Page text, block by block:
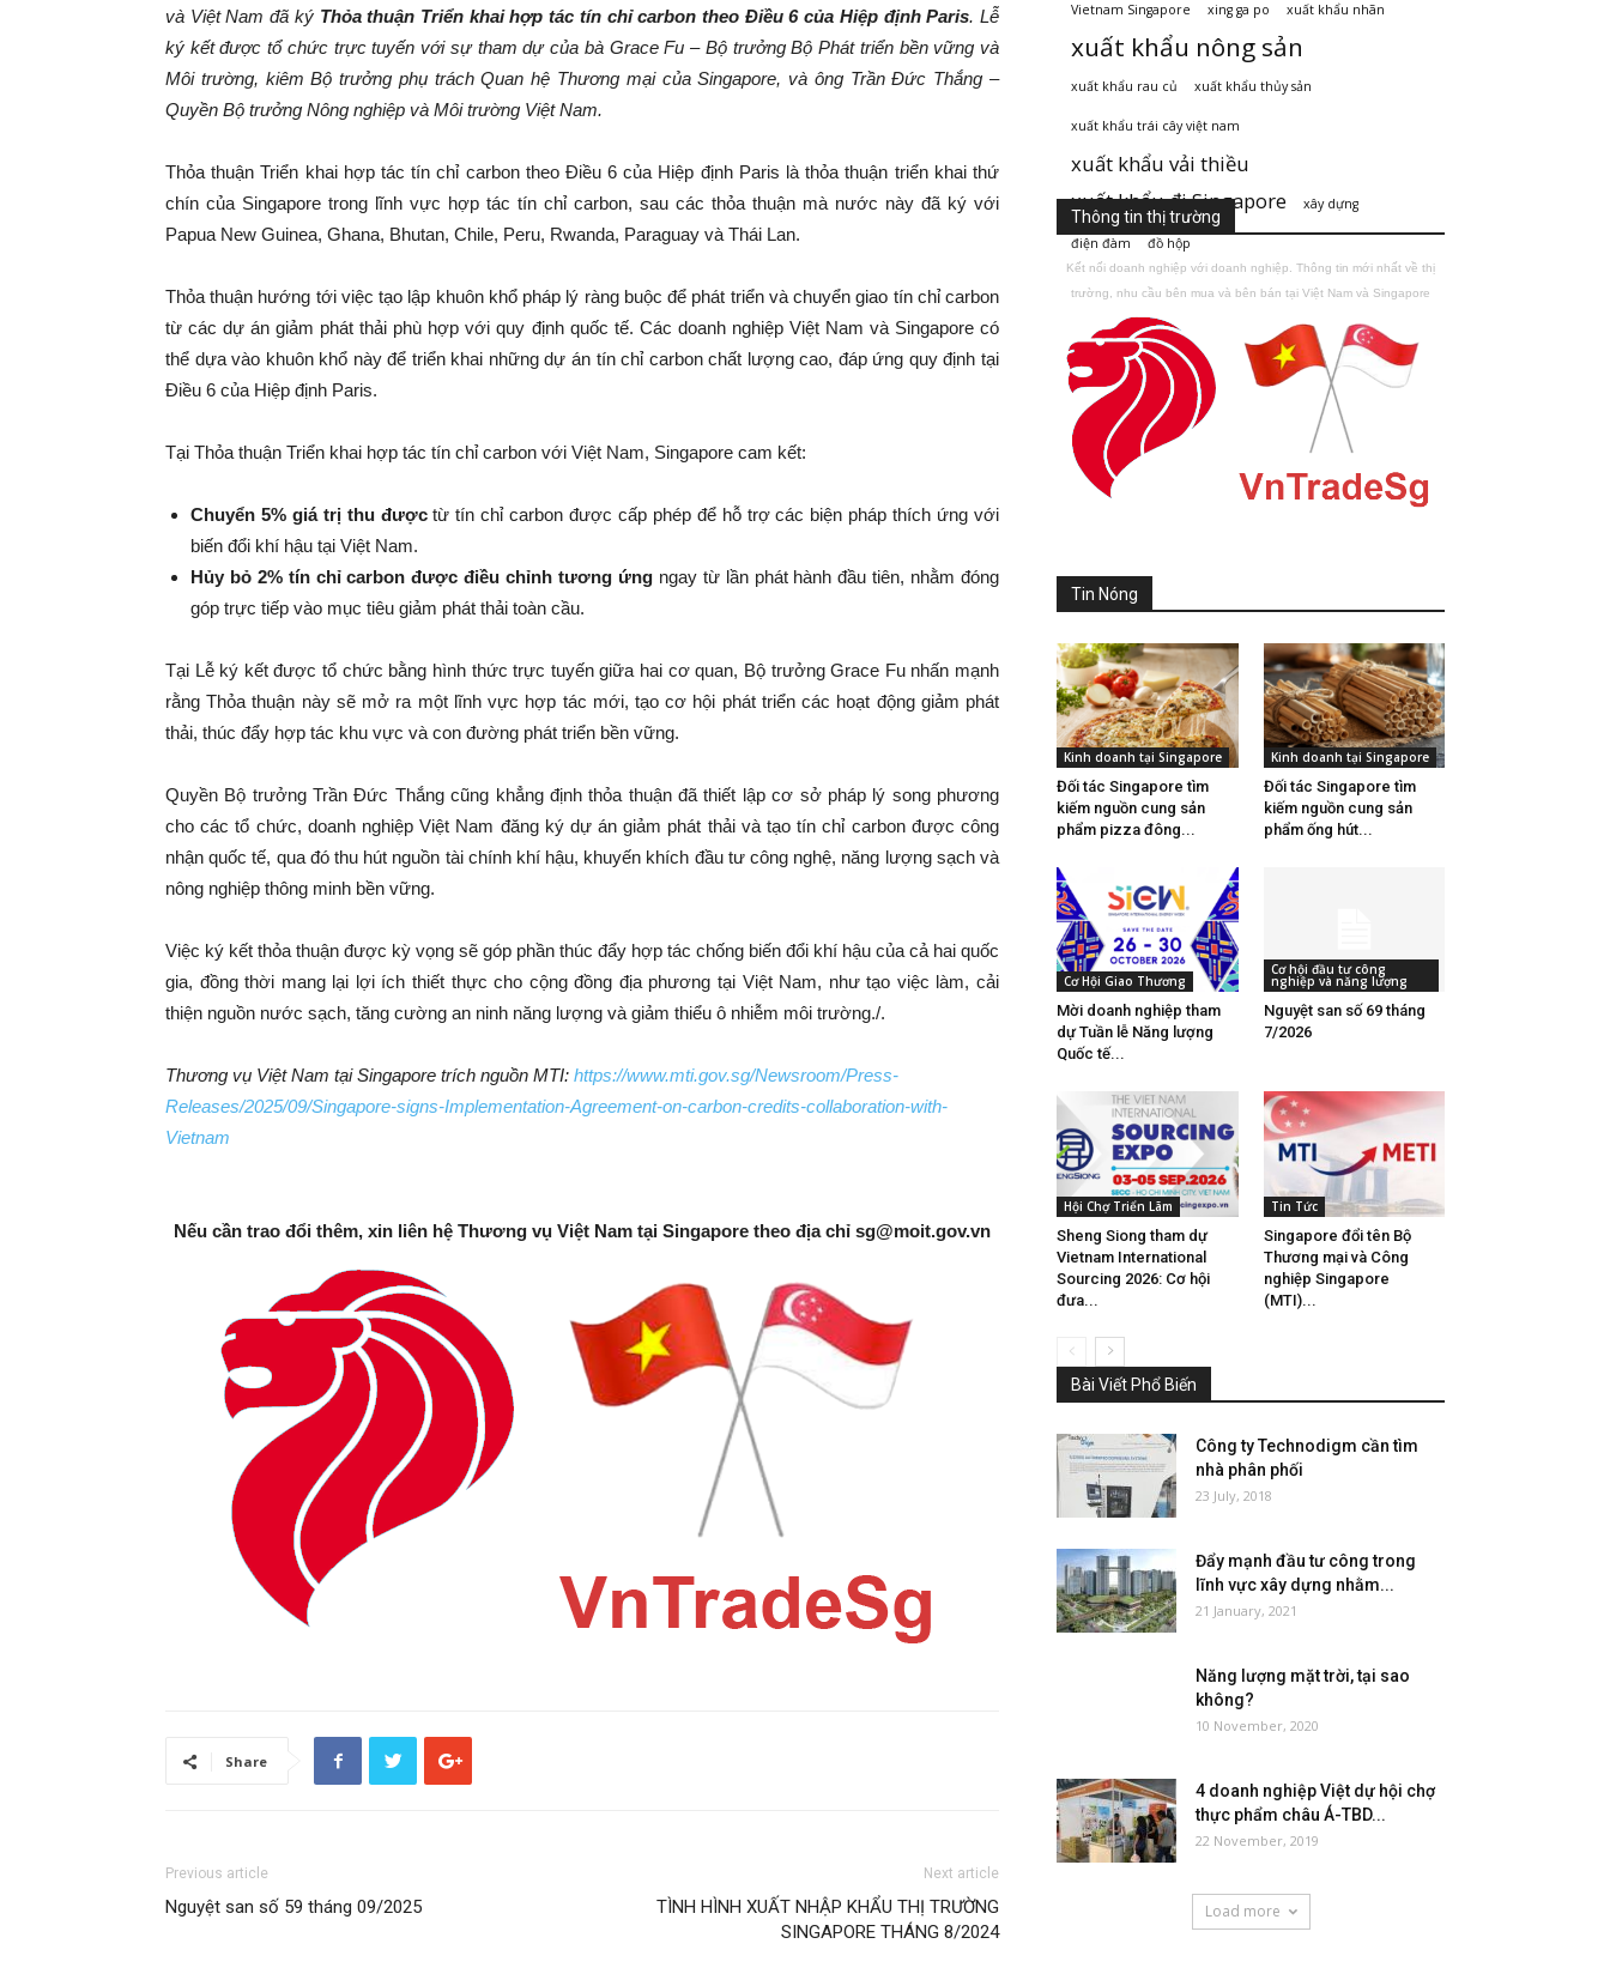
và Việt Nam đã ký Thỏa thuận Triển khai hợp tác tín chỉ carbon theo Điều 6 của Hiệp định Paris. Lễ
ký kết được tổ chức trực tuyến với sự tham dự của bà Grace Fu – Bộ trưởng Bộ Phát triển bền vững và
Môi trường, kiêm Bộ trưởng phụ trách Quan hệ Thương mại của Singapore, và ông Trần Đức Thắng –
Quyền Bộ trưởng Nông nghiệp và Môi trường Việt Nam.
Thỏa thuận Triển khai hợp tác tín chỉ carbon theo Điều 6 của Hiệp định Paris là thỏa thuận triển khai thứ
chín của Singapore trong lĩnh vực hợp tác tín chỉ carbon, sau các thỏa thuận mà nước này đã ký với
Papua New Guinea, Ghana, Bhutan, Chile, Peru, Rwanda, Paraguay và Thái Lan.
Thỏa thuận hướng tới việc tạo lập khuôn khổ pháp lý ràng buộc để phát triển và chuyển giao tín chỉ carbon
từ các dự án giảm phát thải phù hợp với quy định quốc tế. Các doanh nghiệp Việt Nam và Singapore có
thể dựa vào khuôn khổ này để triển khai những dự án tín chỉ carbon chất lượng cao, đáp ứng quy định tại
Điều 6 của Hiệp định Paris.
Tại Thỏa thuận Triển khai hợp tác tín chỉ carbon với Việt Nam, Singapore cam kết:
Chuyển 5% giá trị thu đượctừ tín chỉ carbon được cấp phép để hỗ trợ các biện pháp thích ứng với
biến đổi khí hậu tại Việt Nam.
Hủy bỏ 2% tín chỉ carbon được điều chỉnh tương ứngngay từ lần phát hành đầu tiên, nhằm đóng
góp trực tiếp vào mục tiêu giảm phát thải toàn cầu.
Tại Lễ ký kết được tổ chức bằng hình thức trực tuyến giữa hai cơ quan, Bộ trưởng Grace Fu nhấn mạnh
rằng Thỏa thuận này sẽ mở ra một lĩnh vực hợp tác mới, tạo cơ hội phát triển các hoạt động giảm phát
thải, thúc đẩy hợp tác khu vực và con đường phát triển bền vững.
Quyền Bộ trưởng Trần Đức Thắng cũng khẳng định thỏa thuận đã thiết lập cơ sở pháp lý song phương
cho các tổ chức, doanh nghiệp Việt Nam đăng ký dự án giảm phát thải và tạo tín chỉ carbon được công
nhận quốc tế, qua đó thu hút nguồn tài chính khí hậu, khuyến khích đầu tư công nghệ, năng lượng sạch và
nông nghiệp thông minh bền vững.
Việc ký kết thỏa thuận được kỳ vọng sẽ góp phần thúc đẩy hợp tác chống biến đổi khí hậu của cả hai quốc
gia, đồng thời mang lại lợi ích thiết thực cho cộng đồng địa phương tại Việt Nam, như tạo việc làm, cải
thiện nguồn nước sạch, tăng cường an ninh năng lượng và giảm thiểu ô nhiễm môi trường./.
Thương vụ Việt Nam tại Singapore trích nguồn MTI: https://www.mti.gov.sg/Newsroom/Press-
Releases/2025/09/Singapore-signs-Implementation-Agreement-on-carbon-credits-collaboration-with-
Vietnam
Nếu cần trao đổi thêm, xin liên hệ Thương vụ Việt Nam tại Singapore theo địa chỉ sg@moit.gov.vn
Share
Previous article
Nguyệt san số 59 tháng 09/2025
Next article
TÌNH HÌNH XUẤT NHẬP KHẨU THỊ TRƯỜNG
SINGAPORE THÁNG 8/2024
Vietnam Singapore xing ga po xuất khẩu nhãn
xuất khẩu nông sản
xuất khẩu rau củ xuất khẩu thủy sản
xuất khẩu trái cây việt nam
xuất khẩu vải thiều
xuất khẩu đi Singapore
xây dựng
điện đàm đồ hộp
Thông tin thị trường
Kết nối doanh nghiệp với doanh nghiệp. Thông tin mới nhất về thị
trường, nhu cầu bên mua và bên bán tại Việt Nam và Singapore
Tin Nóng
Kinh doanh tại Singapore
Đối tác Singapore tìm
kiếm nguồn cung sản
phẩm pizza đông...
Kinh doanh tại Singapore
Đối tác Singapore tìm
kiếm nguồn cung sản
phẩm ống hút...
Cơ Hội Giao Thương
Mời doanh nghiệp tham
dự Tuần lễ Năng lượng
Quốc tế...
Cơ hội đầu tư công
nghiệp và năng lượng
Nguyệt san số 69 tháng
7/2026
Hội Chợ Triển Lãm
Sheng Siong tham dự
Vietnam International
Sourcing 2026: Cơ hội
đưa...
Tin Tức
Singapore đổi tên Bộ
Thương mại và Công
nghiệp Singapore
(MTI)...
Bài Viết Phổ Biến
Công ty Technodigm cần tìm
nhà phân phối
23 July, 2018
Đẩy mạnh đầu tư công trong
lĩnh vực xây dựng nhằm...
21 January, 2021
Năng lượng mặt trời, tại sao
không?
10 November, 2020
4 doanh nghiệp Việt dự hội chợ
thực phẩm châu Á-TBD...
22 November, 2019
Load more